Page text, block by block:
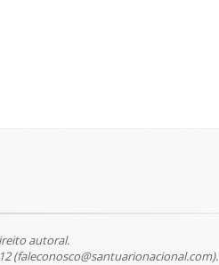
autoral.
(faleconosco@santuarionacional.com).